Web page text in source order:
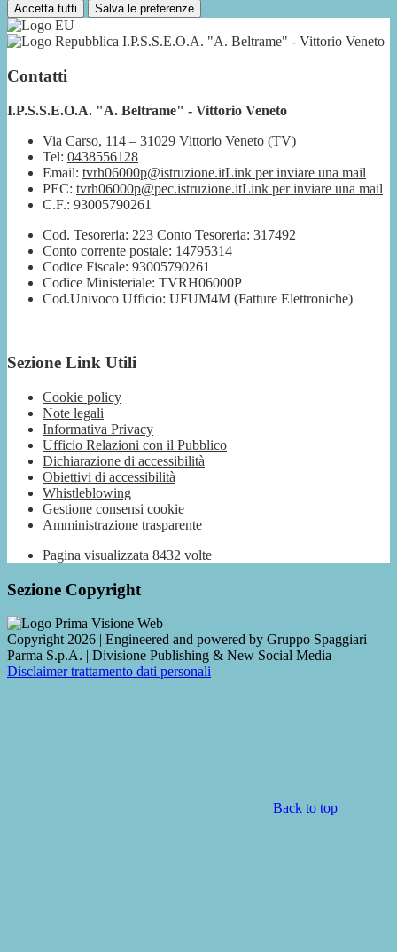
Accetta tutti Salva le preferenze
I.P.S.S.E.O.A. "A. Beltrame" - Vittorio Veneto
Contatti
I.P.S.S.E.O.A. "A. Beltrame" - Vittorio Veneto
Via Carso, 114 – 31029 Vittorio Veneto (TV)
Tel: 0438556128
Email: tvrh06000p@istruzione.itLink per inviare una mail
PEC: tvrh06000p@pec.istruzione.itLink per inviare una mail
C.F.: 93005790261
Cod. Tesoreria: 223 Conto Tesoreria: 317492
Conto corrente postale: 14795314
Codice Fiscale: 93005790261
Codice Ministeriale: TVRH06000P
Cod.Univoco Ufficio: UFUM4M (Fatture Elettroniche)
Sezione Link Utili
Cookie policy
Note legali
Informativa Privacy
Ufficio Relazioni con il Pubblico
Dichiarazione di accessibilità
Obiettivi di accessibilità
Whistleblowing
Gestione consensi cookie
Amministrazione trasparente
Pagina visualizzata 8432 volte
Sezione Copyright
Copyright 2026 | Engineered and powered by Gruppo Spaggiari
Parma S.p.A. | Divisione Publishing & New Social Media
Disclaimer trattamento dati personali
Back to top